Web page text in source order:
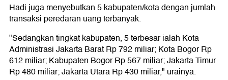
Hadi juga menyebutkan 5 kabupaten/kota dengan jumlah
transaksi peredaran uang terbanyak.
"Sedangkan tingkat kabupaten, 5 terbesar ialah Kota
Administrasi Jakarta Barat Rp 792 miliar; Kota Bogor Rp
612 miliar; Kabupaten Bogor Rp 567 miliar; Jakarta Timur
Rp 480 miliar; Jakarta Utara Rp 430 miliar," urainya.